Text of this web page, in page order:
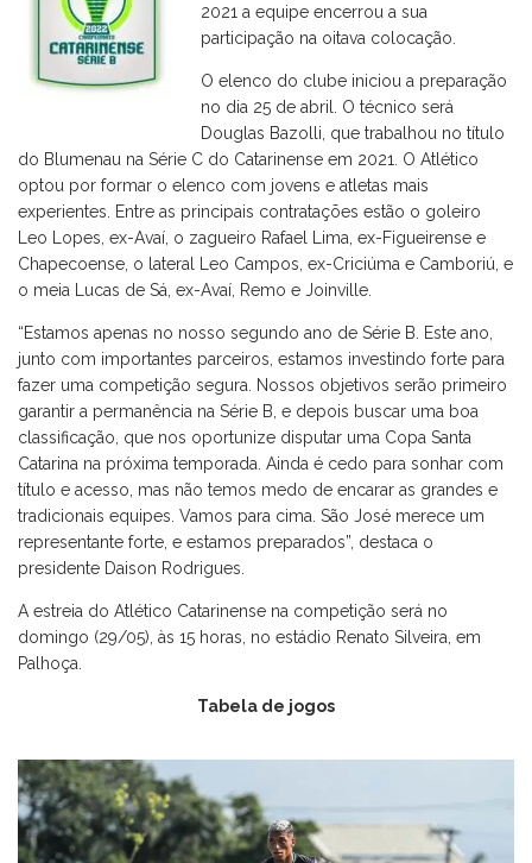
2021 a equipe encerrou a sua
participação na oitava colocação.
O elenco do clube iniciou a preparação
no dia 25 de abril. O técnico será
Douglas Bazolli, que trabalhou no título
do Blumenau na Série C do Catarinense em 2021. O Atlético
optou por formar o elenco com jovens e atletas mais
experientes. Entre as principais contratações estão o goleiro
Leo Lopes, ex-Avaí, o zagueiro Rafael Lima, ex-Figueirense e
Chapecoense, o lateral Leo Campos, ex-Criciúma e Camboriú, e
o meia Lucas de Sá, ex-Avaí, Remo e Joinville.
“Estamos apenas no nosso segundo ano de Série B. Este ano,
junto com importantes parceiros, estamos investindo forte para
fazer uma competição segura. Nossos objetivos serão primeiro
garantir a permanência na Série B, e depois buscar uma boa
classificação, que nos oportunize disputar uma Copa Santa
Catarina na próxima temporada. Ainda é cedo para sonhar com
título e acesso, mas não temos medo de encarar as grandes e
tradicionais equipes. Vamos para cima. São José merece um
representante forte, e estamos preparados”, destaca o
presidente Daison Rodrigues.
A estreia do Atlético Catarinense na competição será no
domingo (29/05), às 15 horas, no estádio Renato Silveira, em
Palhoça.
Tabela de jogos